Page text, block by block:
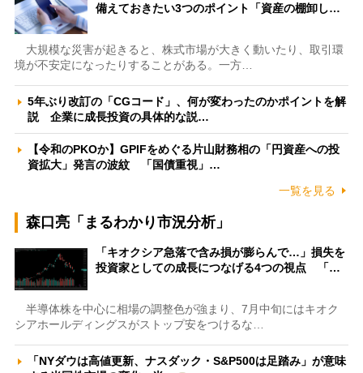
備えておきたい3つのポイント「資産の棚卸し…
大規模な災害が起きると、株式市場が大きく動いたり、取引環
境が不安定になったりすることがある。一方…
5年ぶり改訂の「CGコード」、何が変わったのかポイントを解
説 企業に成長投資の具体的な説…
【令和のPKOか】GPIFをめぐる片山財務相の「円資産への投
資拡大」発言の波紋 「国債重視」…
一覧を見る
森口亮「まるわかり市況分析」
「キオクシア急落で含み損が膨らんで…」損失を
投資家としての成長につなげる4つの視点 「…
半導体株を中心に相場の調整色が強まり、7月中旬にはキオク
シアホールディングスがストップ安をつけるな…
「NYダウは高値更新、ナスダック・S&P500は足踏み」が意味